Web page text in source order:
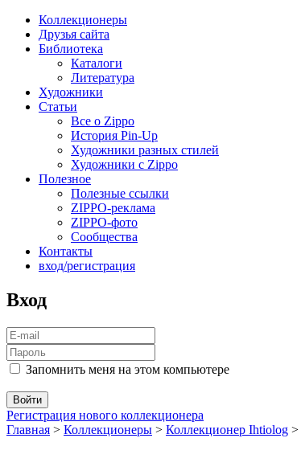
Коллекционеры
Друзья сайта
Библиотека
Каталоги
Литература
Художники
Статьи
Все о Zippo
История Pin-Up
Художники разных стилей
Художники с Zippo
Полезное
Полезные ссылки
ZIPPO-реклама
ZIPPO-фото
Сообщества
Контакты
вход/регистрация
Вход
Запомнить меня на этом компьютере
Регистрация нового коллекционера
Главная > Коллекционеры > Коллекционер Ihtiolog >